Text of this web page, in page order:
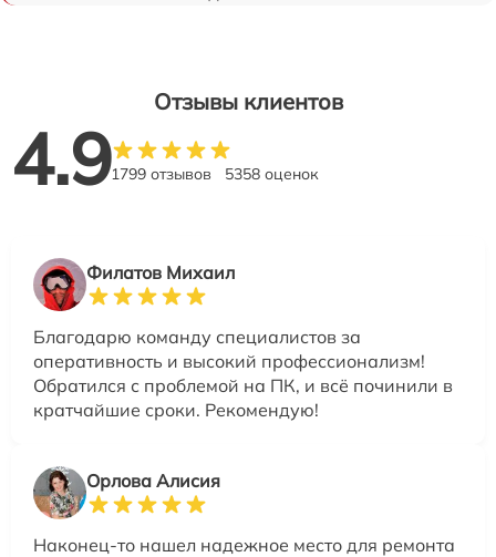
Отзывы клиентов
4.91799 отзывов 5358 оценок
Филатов Михаил
Благодарю команду специалистов за
оперативность и высокий профессионализм!
Обратился с проблемой на ПК, и всё починили в
кратчайшие сроки. Рекомендую!
Орлова Алисия
Наконец-то нашел надежное место для ремонта